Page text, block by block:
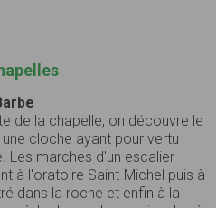
de la chapelle, on découvre le
cloche ayant pour vertu
Les marches d'un escalier
à l'oratoire Saint-Michel puis à
dans la roche et enfin à la